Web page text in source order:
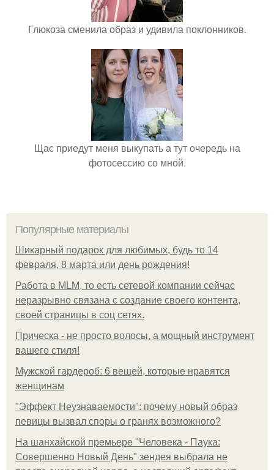
Глюкоза сменила образ и удивила поклонников.
Щас приедут меня выкупать а тут очередь на
фотосессию со мной.
Популярные материалы
Шикарный подарок для любимых, будь то 14
февраля, 8 марта или день рождения!
Работа в MLM, то есть сетевой компании сейчас
неразрывно связана с создание своего контента,
своей страницы в соц сетях.
Прическа - не просто волосы, а мощный инструмент
вашего стиля!
Мужской гардероб: 6 вещей, которые нравятся
женщинам
"Эффект Неузнаваемости": почему новый образ
певицы вызвал споры о гранях возможного?
На шанхайской премьере "Человека - Паука:
Совершенно Новый День" зендея выбрала не